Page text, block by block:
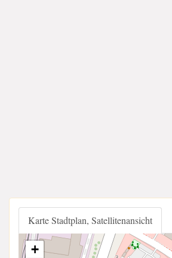
Karte Stadtplan, Satellitenansicht
+